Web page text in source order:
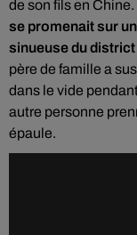
de son fils en
se promenait sur
sinueuse du
père de famille a
dans le vide
autre personne
épaule.